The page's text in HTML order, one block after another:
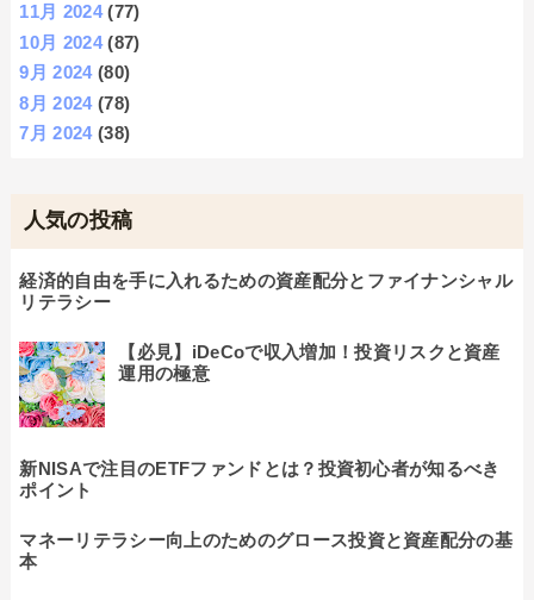
11月 2024(77)
10月 2024(87)
9月 2024(80)
8月 2024(78)
7月 2024(38)
人気の投稿
経済的自由を手に入れるための資産配分とファイナンシャル
リテラシー
【必見】iDeCoで収入増加！投資リスクと資産
運用の極意
新NISAで注目のETFファンドとは？投資初心者が知るべき
ポイント
マネーリテラシー向上のためのグロース投資と資産配分の基
本